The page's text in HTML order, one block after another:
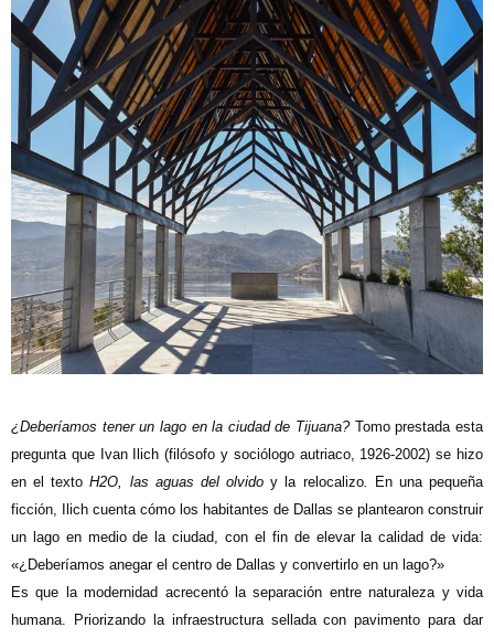
¿Deberíamos tener un lago en la ciudad de Tijuana? Tomo prestada esta
pregunta que Ivan Ilich (filósofo y sociólogo autriaco, 1926-2002) se hizo
en el textoH2O, las aguas del olvidoy la relocalizo.
En una pequeña
ficción, Ilich cuenta cómo los habitantes de Dallas se plantearon construir
un lago en medio de la ciudad, con el fin de elevar la calidad de vida:
«¿Deberíamos anegar el centro de Dallas y convertirlo en un lago?»
Es que la modernidad acrecentó la separación entre naturaleza y vida
humana. Priorizando la infraestructura sellada con pavimento para dar